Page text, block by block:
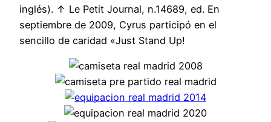
inglés). ↑ Le Petit Journal, n.14689, ed. En
septiembre de 2009, Cyrus participó en el
sencillo de caridad «Just Stand Up!